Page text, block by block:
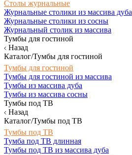
Столы журнальные
Журнальные столики из массива дуба
Журнальные столики из сосны
Журнальный столик из массива
Тумбы для гостиной
Назад
Каталог/Тумбы для гостиной
Тумбы для гостиной
Тумбы для гостиной из массива
Тумбы из массива дуба
Тумбы из массива сосны
Тумбы под ТВ
Назад
Каталог/Тумбы под ТВ
Тумбы под ТВ
Тумба под ТВ длинная
Тумбы под ТВ из массива дуба